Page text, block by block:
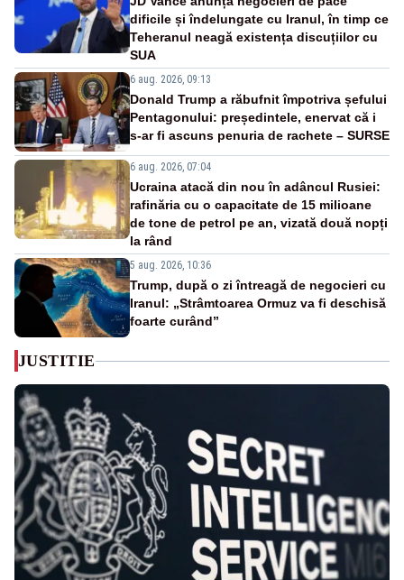
dificile și îndelungate cu Iranul, în timp ce
Teheranul neagă existența discuțiilor cu
SUA
6 aug. 2026, 09:13
Donald Trump a răbufnit împotriva șefului
Pentagonului: președintele, enervat că i
s-ar fi ascuns penuria de rachete – SURSE
6 aug. 2026, 07:04
Ucraina atacă din nou în adâncul Rusiei:
rafinăria cu o capacitate de 15 milioane
de tone de petrol pe an, vizată două nopți
la rând
5 aug. 2026, 10:36
Trump, după o zi întreagă de negocieri cu
Iranul: „Strâmtoarea Ormuz va fi deschisă
foarte curând”
JUSTITIE